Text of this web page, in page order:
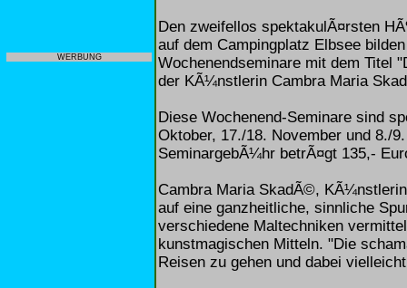
WERBUNG
Den zweifellos spektakulÃ¤rsten
auf dem Campingplatz Elbsee
Wochenendseminare mit dem Titel
der KÃ¼nstlerin Cambra Maria
Diese Wochenend-Seminare sind
Oktober, 17./18. November und 8./
SeminargebÃ¼hr betrÃ¤gt 135,-
Cambra Maria SkadÃ©,
auf eine ganzheitliche, sinnliche
verschiedene Maltechniken
kunstmagischen Mitteln. "Die
Reisen zu gehen und dabei